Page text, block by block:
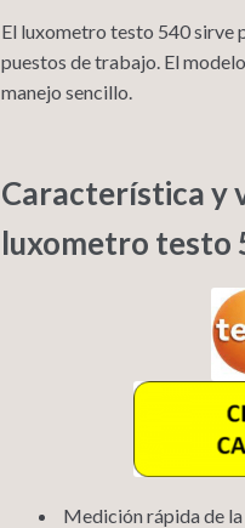
El luxometro testo 540 sirve
puestos de trabajo. El
manejo sencillo.
Característica y
luxometro testo
Medición rápida de